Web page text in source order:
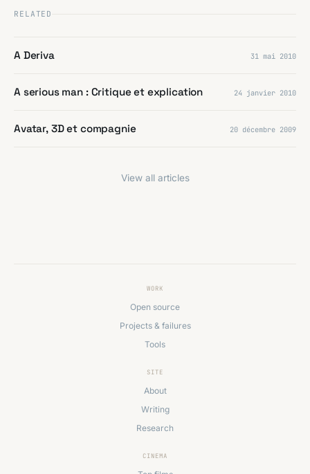
RELATED
A Deriva 31 mai 2010
A serious man : Critique et explication 24 janvier 2010
Avatar, 3D et compagnie 20 décembre 2009
View all articles
WORK
Open source
Projects & failures
Tools
SITE
About
Writing
Research
CINEMA